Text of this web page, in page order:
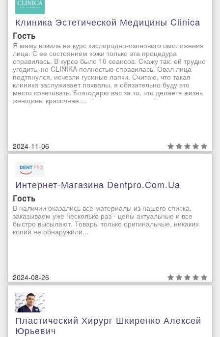
Клиника Эстетической Медицины Clinica
Гость
Я маму возила на курс кислородно-озонового омоложения
лица. С ее состоянием кожи только эта процедура
справилась. В курсе было 10 сеансов. Скажу так: ей трудно
угодить, но CLINIKA полностью справилась. Овал лица
подтянулся, исчезли гусиные лапки. Считаю, что такая
клиника заслуживает похвалы, я обязательно буду это
место советовать. Благодарю вас за то, что делаете жизнь
женщины красочнее....
2024-11-06
Интернет-Магазина Dentpro.com.ua
Гость
В наличии оказались все материалы из нашего списка,
заказываем уже несколько раз - цены актуальные и все
быстро высылают. Товары только оригинальные, никаких
копий не обнаружили...
2024-08-26
Пластический Хирург Шкиренко Алексей
Юрьевич